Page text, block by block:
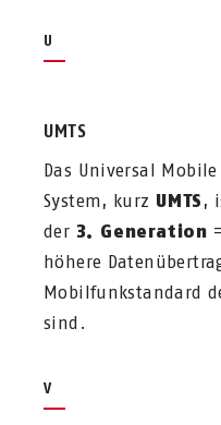
U
UMTS
Das Universal
System, kurz UMTS ,
der 3. Generation =
höhere
Mobilfunkstandard
sind.
V